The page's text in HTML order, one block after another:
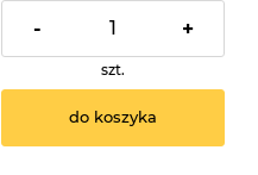
- +
szt.
do koszyka